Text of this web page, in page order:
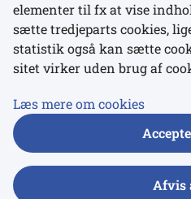
Links
Udgivelser
elementer til fx at vise
sætte tredjeparts cookies,
statistik også kan sætte
sitet virker uden brug af
Læs mere om cookies
Afvis